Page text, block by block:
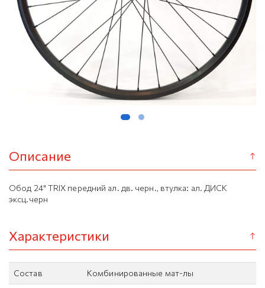
Описание
Обод 24" TRIX передний ал. дв. черн., втулка: ал. ДИСК
Характеристики
Состав Комбинированные мат-лы